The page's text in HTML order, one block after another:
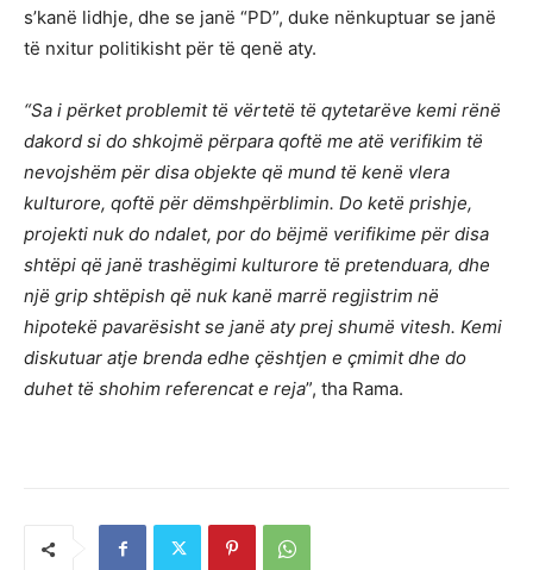
s’kanë lidhje, dhe se janë “PD”, duke nënkuptuar se janë
të nxitur politikisht për të qenë aty.
“Sa i përket problemit të vërtetë të qytetarëve kemi rënë
dakord si do shkojmë përpara qoftë me atë verifikim të
nevojshëm për disa objekte që mund të kenë vlera
kulturore, qoftë për dëmshpërblimin. Do ketë prishje,
projekti nuk do ndalet, por do bëjmë verifikime për disa
shtëpi që janë trashëgimi kulturore të pretenduara, dhe
një grip shtëpish që nuk kanë marrë regjistrim në
hipotekë pavarësisht se janë aty prej shumë vitesh. Kemi
diskutuar atje brenda edhe çështjen e çmimit dhe do
duhet të shohim referencat e reja”, tha Rama.